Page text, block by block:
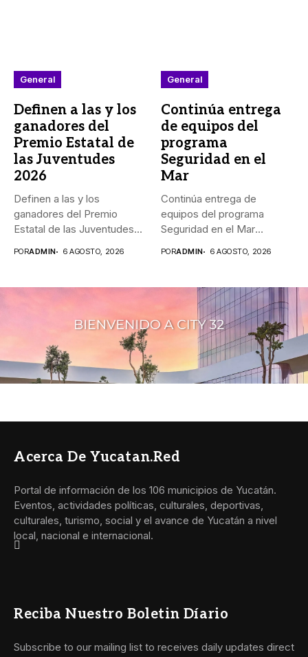
General
Definen a las y los
ganadores del
Premio Estatal de
las Juventudes
2026
Definen a las y los
ganadores del Premio
Estatal de las Juventudes...
PORADMIN 6 AGOSTO, 2026
General
Continúa entrega
de equipos del
programa
Seguridad en el
Mar
Continúa entrega de
equipos del programa
Seguridad en el Mar
PORADMIN 6 AGOSTO, 2026
Acerca De Yucatan.red
Portal de información de los 106 municipios de Yucatán.
Eventos, actividades políticas, culturales, deportivas,
culturales, turismo, social y el avance de Yucatán a nivel
local, nacional e internacional.
Reciba Nuestro Boletin Díario
Subscribe to our mailing list to receives daily updates direct